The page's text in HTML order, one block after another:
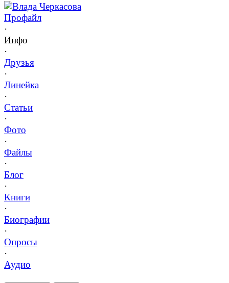
Влада Черкасова
Профайл
·
Инфо
·
Друзья
·
Линейка
·
Статьи
·
Фото
·
Файлы
·
Блог
·
Книги
·
Биографии
·
Опросы
·
Аудио